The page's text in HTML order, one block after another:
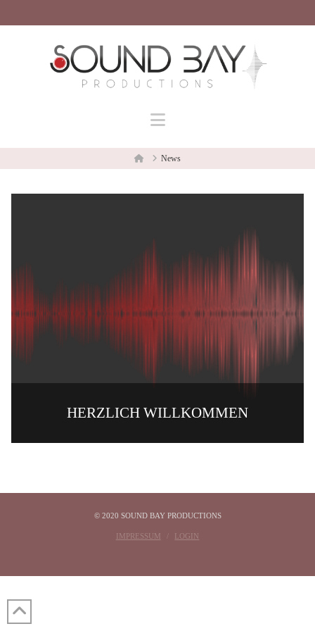
Navigation
HomeNews
HERZLICH WILLKOMMEN
© 2020 SOUND BAY PRODUCTIONS
IMPRESSUM LOGIN